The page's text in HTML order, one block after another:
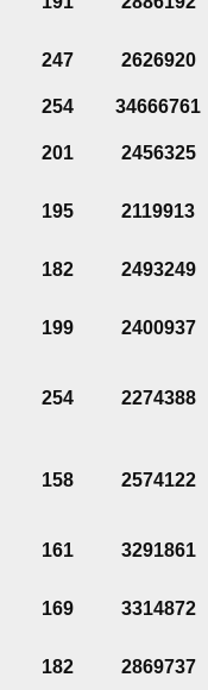
247 2626920
254
34666761
201 2456325
195 2119913
182 2493249
199 2400937
254 2274388
158 2574122
161 3291861
169 3314872
182 2869737